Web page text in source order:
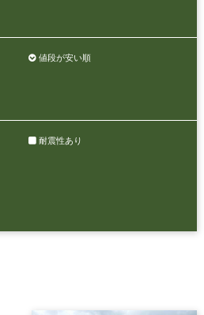
値段が安い順
耐震性あり